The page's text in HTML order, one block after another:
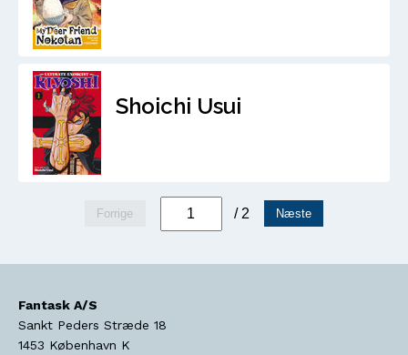
Shoichi Usui
Forrige / 2 Næste
Fantask A/S
Sankt Peders Stræde 18
1453 København K